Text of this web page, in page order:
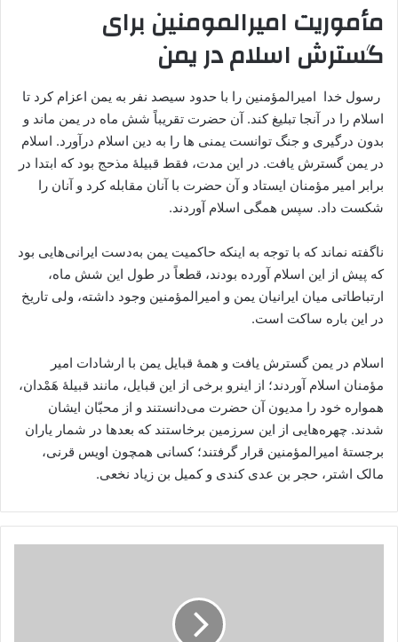
مأموریت امیرالمومنین برای
گسترش اسلام در یمن
رسول خدا امیرالمؤمنین را با حدود سیصد نفر به یمن اعزام کرد تا
اسلام را در آنجا تبلیغ کند. آن حضرت تقریباً شش ماه در یمن ماند و
بدون درگیری و جنگ توانست یمنی ها را به دین اسلام درآورد. اسلام
در یمن گسترش یافت. در این مدت، فقط قبیلۀ مذحج بود که ابتدا در
برابر امیر مؤمنان ایستاد و آن حضرت با آنان مقابله کرد و آنان را
شکست داد. سپس همگی اسلام آوردند.
ناگفته نماند که با توجه به اینکه حاکمیت یمن به‌دست ایرانی‌هایی بود
که پیش از این اسلام آورده بودند، قطعاً در طول این شش ماه،
ارتباطاتی میان ایرانیان یمن و امیرالمؤمنین وجود داشته، ولی تاریخ
در این باره ساکت است.
اسلام در یمن گسترش یافت و همۀ قبایل یمن با ارشادات امیر
مؤمنان اسلام آوردند؛ از اینرو برخی از این قبایل، مانند قبیلۀ هَمْدان،
همواره خود را مدیون آن حضرت می‌دانستند و از محبّان ایشان
شدند. چهره‌هایی از این سرزمین برخاستند که بعدها در شمار یاران
برجستۀ امیرالمؤمنین قرار گرفتند؛ کسانی همچون اویس قرنی،
مالک اشتر، حجر‌ بن ‌عدی کندی و کمیل ‌بن ‌زیاد نخعی.